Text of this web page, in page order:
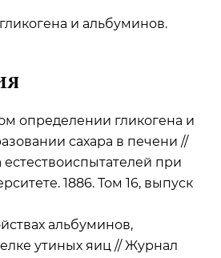
и альбуминов.
определении гликогена и
сахара в печени //
при
1886. Том 16, выпуск
альбуминов,
утиных яиц // Журнал